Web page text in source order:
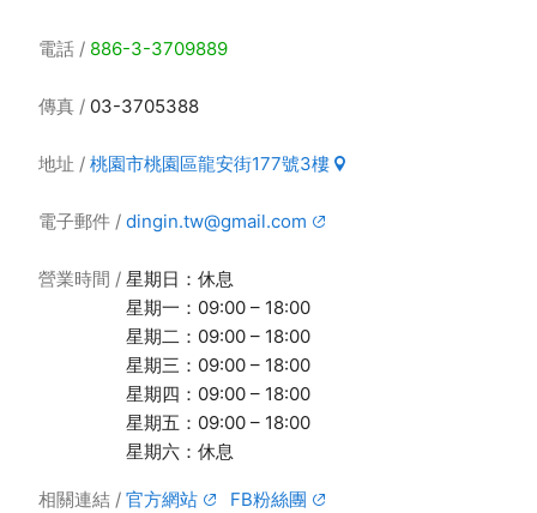
電話 886-3-3709889
傳真 03-3705388
地址 桃園市桃園區龍安街177號3樓
電子郵件 dingin.tw@gmail.com
營業時間
星期日：休息
星期一：09:00 – 18:00
星期二：09:00 – 18:00
星期三：09:00 – 18:00
星期四：09:00 – 18:00
星期五：09:00 – 18:00
星期六：休息
相關連結 官方網站 FB粉絲團